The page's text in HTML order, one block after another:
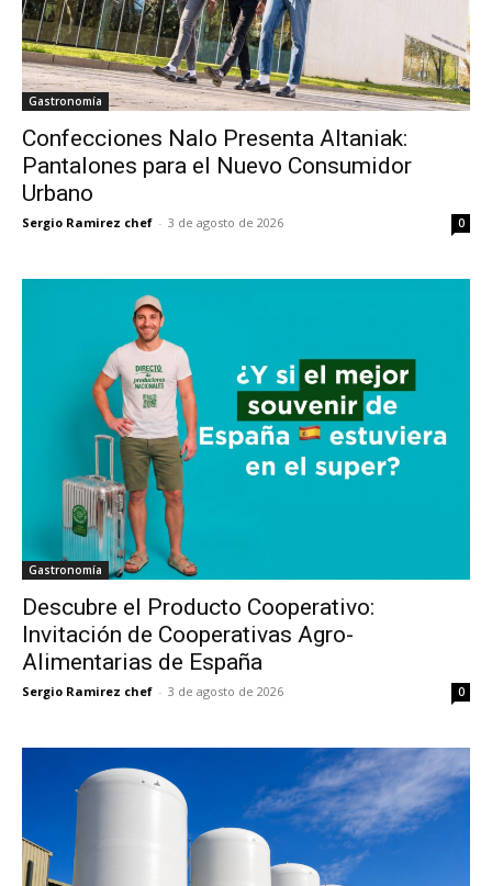
Gastronomía
Confecciones Nalo Presenta Altaniak:
Pantalones para el Nuevo Consumidor
Urbano
Sergio Ramirez chef - 3 de agosto de 2026 0
Gastronomía
Descubre el Producto Cooperativo:
Invitación de Cooperativas Agro-
Alimentarias de España
Sergio Ramirez chef - 3 de agosto de 2026 0